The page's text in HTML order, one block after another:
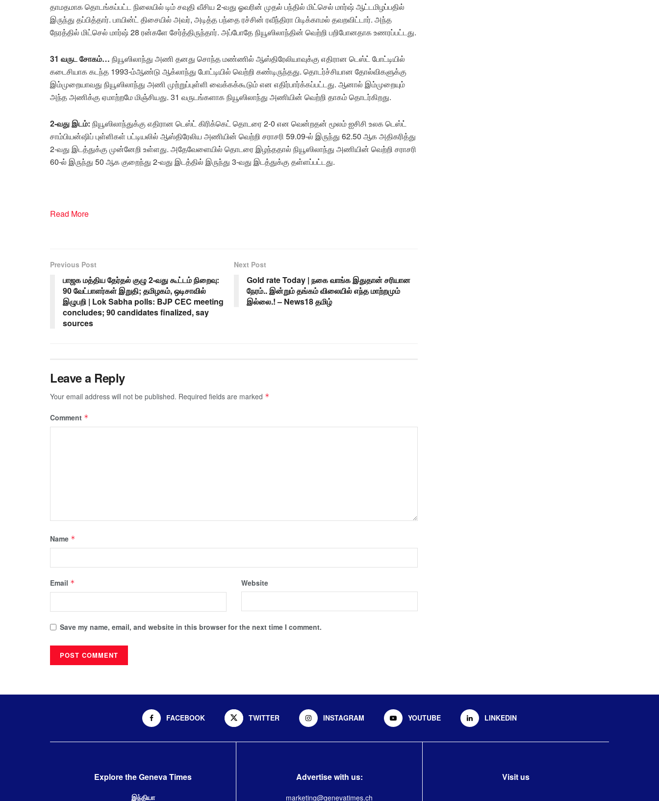
தாமதமாக தொடங்கப்பட்ட நிலையில் டிம் சவுதி வீசிய 2-வது ஓவரின் முதல் பந்தில் மிட்செல் மார்ஷ் ஆட்டமிழப்பதில்
இருந்து தப்பித்தார். பாயின்ட் திசையில் அவர், அடித்த பந்தை ரச்சின் ரவீந்திரா பிடிக்காமல் தவறவிட்டார். அந்த
நேரத்தில் மிட்செல் மார்ஷ் 28 ரன்களே சேர்த்திருந்தார். அப்போதே நியூஸிலாந்தின் வெற்றி பறிபோனதாக உணரப்பட்டது.
31 வருட சோகம்… நியூஸிலாந்து அணி தனது சொந்த மண்ணில் ஆஸ்திரேலியாவுக்கு எதிரான டெஸ்ட் போட்டியில்
கடைசியாக கடந்த 1993-ம்ஆண்டு ஆக்லாந்து போட்டியில் வெற்றி கண்டிருந்தது. தொடர்ச்சியான தோல்விகளுக்கு
இம்முறையாவது நியூஸிலாந்து அணி முற்றுப்புள்ளி வைக்கக்கூடும் என எதிர்பார்க்கப்பட்டது. ஆனால் இம்முறையும்
அந்த அணிக்கு ஏமாற்றமே மிஞ்சியது. 31 வருடங்களாக நியூஸிலாந்து அணியின் வெற்றி தாகம் தொடர்கிறது.
2-வது இடம்: நியூஸிலாந்துக்கு எதிரான டெஸ்ட் கிரிக்கெட் தொடரை 2-0 என வென்றதன் மூலம் ஐசிசி உலக டெஸ்ட்
சாம்பியன்ஷிப் புள்ளிகள் பட்டியலில் ஆஸ்திரேலிய அணியின் வெற்றி சராசரி 59.09-ல் இருந்து 62.50 ஆக அதிகரித்து
2-வது இடத்துக்கு முன்னேறி உள்ளது. அதேவேளையில் தொடரை இழந்ததால் நியூஸிலாந்து அணியின் வெற்றி சராசரி
60-ல் இருந்து 50 ஆக குறைந்து 2-வது இடத்தில் இருந்து 3-வது இடத்துக்கு தள்ளப்பட்டது.
Read More
Previous Post
பாஜக மத்திய தேர்தல் குழு 2-வது கூட்டம் நிறைவு:
90 வேட்பாளர்கள் இறுதி; தமிழகம், ஒடிசாவில்
இழுபறி | Lok Sabha polls: BJP CEC meeting
concludes; 90 candidates finalized, say
sources
Next Post
Gold rate Today | நகை வாங்க இதுதான் சரியான
நேரம்.. இன்றும் தங்கம் விலையில் எந்த மாற்றமும்
இல்லை.! – News18 தமிழ்
Leave a Reply
Your email address will not be published. Required fields are marked *
Comment *
Name *
Email * Website
Save my name, email, and website in this browser for the next time I comment.
FACEBOOK TWITTER INSTAGRAM YOUTUBE LINKEDIN
Explore the Geneva Times
இந்தியா
Advertise with us:
marketing@genevatimes.ch
Visit us